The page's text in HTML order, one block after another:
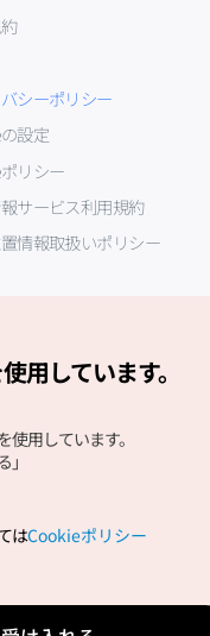
シーポリシー
設定
リシー
サービス利用規約
情報取扱いポリシー
All Rights
用しています。
用しています。
はCookieポリシー